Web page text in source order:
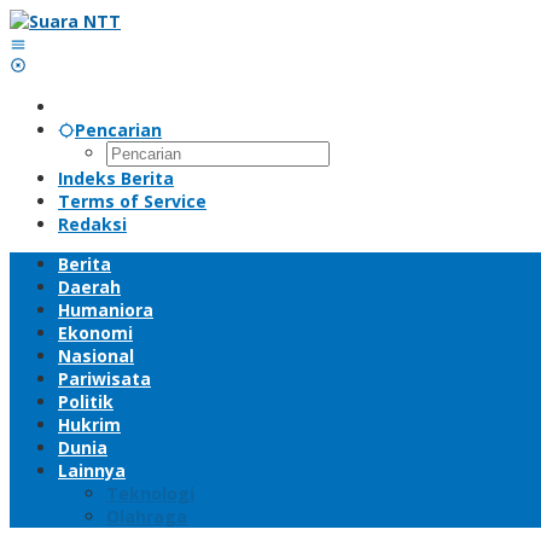
Lewati
ke
konten
Pencarian
Indeks Berita
Terms of Service
Redaksi
Berita
Daerah
Humaniora
Ekonomi
Nasional
Pariwisata
Politik
Hukrim
Dunia
Lainnya
Teknologi
Olahraga